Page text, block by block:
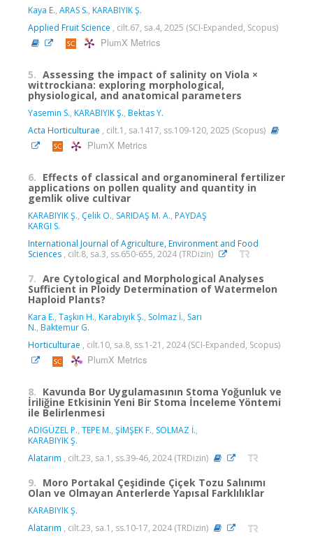
Kaya E., ARAS S., KARABIYIK Ş.
Applied Fruit Science , cilt.67, sa.4, 2025 (SCI-Expanded, Scopus)
PlumX Metrics
5. Assessing the impact of salinity on Viola ×
wittrockiana: exploring morphological,
physiological, and anatomical parameters
Yasemin S., KARABIYIK Ş., Bektas Y.
Acta Horticulturae , cilt.1, sa.1417, ss.109-120, 2025 (Scopus)
PlumX Metrics
6. Effects of classical and organomineral fertilizer
applications on pollen quality and quantity in
gemlik olive cultivar
KARABIYIK Ş., Çelik O., SARIDAŞ M. A., PAYDAŞ
KARGI S.
International Journal of Agriculture, Environment and Food
Sciences , cilt.8, sa.3, ss.650-655, 2024 (TRDizin)
7. Are Cytological and Morphological Analyses
Sufficient in Ploidy Determination of Watermelon
Haploid Plants?
Kara E., Taşkın H., Karabıyık Ş., Solmaz İ., Sarı
N., Baktemur G.
Horticulturae , cilt.10, sa.8, ss.1-21, 2024 (SCI-Expanded, Scopus)
PlumX Metrics
8. Kavunda Bor Uygulamasının Stoma Yoğunluk ve
İriliğine Etkisinin Yeni Bir Stoma İnceleme Yöntemi
ile Belirlenmesi
ADIGÜZEL P., TEPE M., ŞİMŞEK F., SOLMAZ İ.,
KARABIYIK Ş.
Alatarım , cilt.23, sa.1, ss.39-46, 2024 (TRDizin)
9. Moro Portakal Çeşidinde Çiçek Tozu Salınımı
Olan ve Olmayan Anterlerde Yapısal Farklılıklar
KARABIYIK Ş.
Alatarım , cilt.23, sa.1, ss.10-17, 2024 (TRDizin)